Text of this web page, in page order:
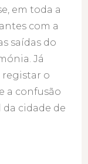
em toda a
com a
saídas do
Já
registar o
a confusão
cidade de